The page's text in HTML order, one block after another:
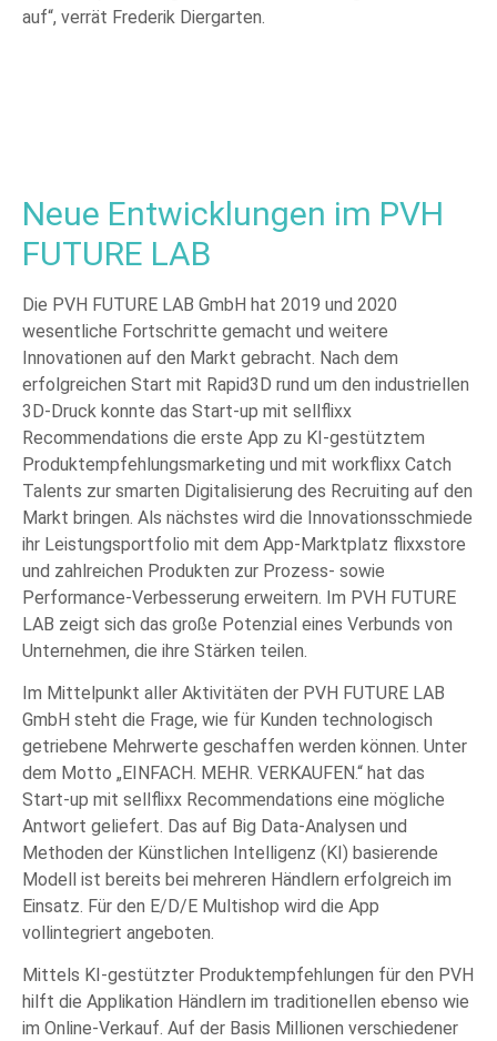
auf“, verrät Frederik Diergarten.
Neue Entwicklungen im PVH
FUTURE LAB
Die PVH FUTURE LAB GmbH hat 2019 und 2020
wesentliche Fortschritte gemacht und weitere
Innovationen auf den Markt gebracht. Nach dem
erfolgreichen Start mit Rapid3D rund um den industriellen
3D-Druck konnte das Start-up mit sellflixx
Recommendations die erste App zu KI-gestütztem
Produktempfehlungsmarketing und mit workflixx Catch
Talents zur smarten Digitalisierung des Recruiting auf den
Markt bringen. Als nächstes wird die Innovationsschmiede
ihr Leistungsportfolio mit dem App-Marktplatz flixxstore
und zahlreichen Produkten zur Prozess- sowie
Performance-Verbesserung erweitern. Im PVH FUTURE
LAB zeigt sich das große Potenzial eines Verbunds von
Unternehmen, die ihre Stärken teilen.
Im Mittelpunkt aller Aktivitäten der PVH FUTURE LAB
GmbH steht die Frage, wie für Kunden technologisch
getriebene Mehrwerte geschaffen werden können. Unter
dem Motto „EINFACH. MEHR. VERKAUFEN.“ hat das
Start-up mit sellflixx Recommendations eine mögliche
Antwort geliefert. Das auf Big Data-Analysen und
Methoden der Künstlichen Intelligenz (KI) basierende
Modell ist bereits bei mehreren Händlern erfolgreich im
Einsatz. Für den E/D/E Multishop wird die App
vollintegriert angeboten.
Mittels KI-gestützter Produktempfehlungen für den PVH
hilft die Applikation Händlern im traditionellen ebenso wie
im Online-Verkauf. Auf der Basis Millionen verschiedener